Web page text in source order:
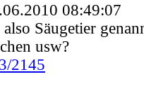
08:49:07
Säugetier
usw?
2145